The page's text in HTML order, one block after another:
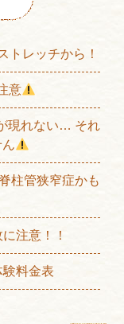
トレッチから！
意
現れない… それ
柱管狭窄症かも
注意！！
料金表